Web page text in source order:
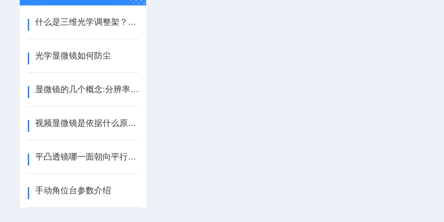
什么是三维光学调整架？它的优缺点有哪些？
光学显微镜如何防尘
显微镜的几个概念:分辨率，放大率，最大分辨率，分辨极限
视频显微镜是依据什么原理进行使用的？
平凸透镜哪一面朝向平行光？
手动角位台参数介绍